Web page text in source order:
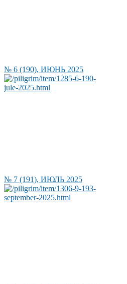
№ 6 (190), ИЮНЬ 2025
№ 7 (191), ИЮЛЬ 2025